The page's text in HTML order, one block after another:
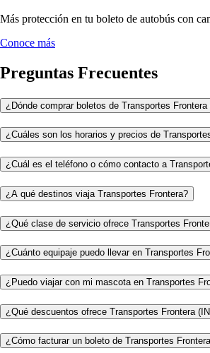
Más protección en tu boleto de autobús con
Conoce más
Preguntas Frecuentes
¿Dónde comprar boletos de Transportes
¿Cuáles son los horarios y precios de
¿Cuál es el teléfono o cómo contacto a
¿A qué destinos viaja Transportes Frontera?
¿Qué clase de servicio ofrece Transportes
¿Cuánto equipaje puedo llevar en Transportes
¿Puedo viajar con mi mascota en Transportes
¿Qué descuentos ofrece Transportes Frontera
¿Cómo facturar un boleto de Transportes